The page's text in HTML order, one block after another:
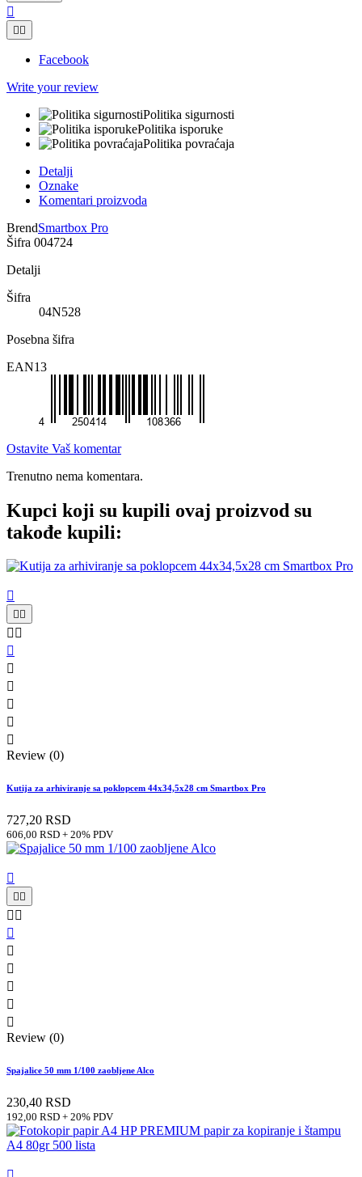


Facebook
Write your review
Politika sigurnosti
Politika isporuke
Politika povraćaja
Detalji
Oznake
Komentari proizvoda
BrendSmartbox Pro
Šifra 004724
Detalji
Šifra
04N528
Posebna šifra
EAN13
Ostavite Vaš komentar
Trenutno nema komentara.
Kupci koji su kupili ovaj proizvod su
takođe kupili:

 
 






Review (0)
Kutija za arhiviranje sa poklopcem 44x34,5x28 cm Smartbox Pro
727,20 RSD
606,00 RSD + 20% PDV

 
 






Review (0)
Spajalice 50 mm 1/100 zaobljene Alco
230,40 RSD
192,00 RSD + 20% PDV